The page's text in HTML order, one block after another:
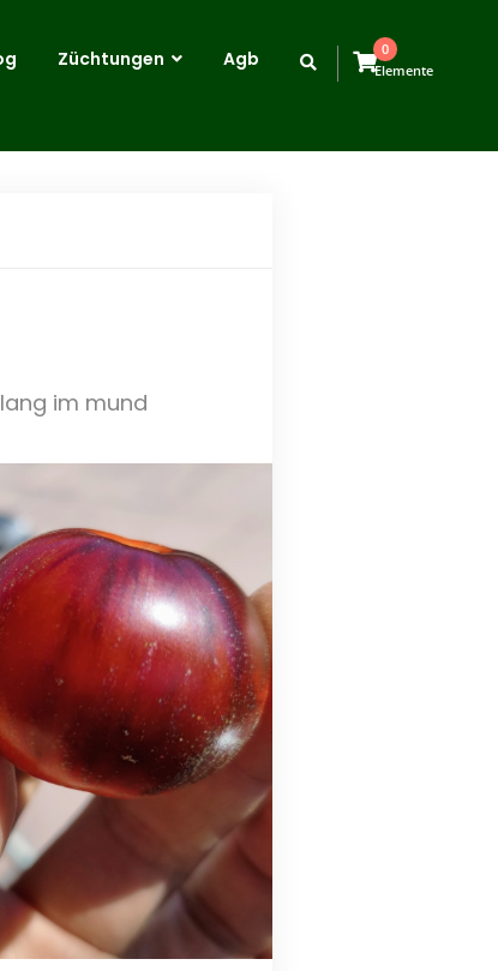
Züchtungen Agb
0
Elemente
im mund